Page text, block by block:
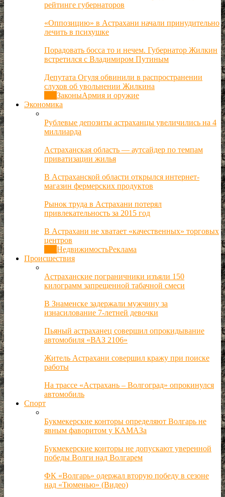
рейтинге губернаторов
«Оппозицию» в Астрахани начали принудительно
лечить в психушке
Порадовать босса то и нечем. Губернатор Жилкин
встретился с Владимиром Путиным
Депутата Огуля обвинили в распространении
слухов об увольнении Жилкина
ЗаконыАрмия и оружие
Экономика
Рублевые депозиты астраханцы увеличились на 4
миллиарда
Астраханская область — аутсайдер по темпам
приватизации жилья
В Астраханской области открылся интернет-
магазин фермерских продуктов
Рынок труда в Астрахани потерял
привлекательность за 2015 год
В Астрахани не хватает «качественных» торговых
центров
НедвижимостьРеклама
Происшествия
Астраханские пограничники изъяли 150
килограмм запрещенной табачной смеси
В Знаменске задержали мужчину за
изнасилование 7-летней девочки
Пьяный астраханец совершил опрокидывание
автомобиля «ВАЗ 2106»
Житель Астрахани совершил кражу при поиске
работы
На трассе «Астрахань – Волгоград» опрокинулся
автомобиль
Спорт
Букмекерские конторы определяют Волгарь не
явным фаворитом у КАМАЗа
Букмекерские конторы не допускают уверенной
победы Волги над Волгарем
ФК «Волгарь» одержал вторую победу в сезоне
над «Тюменью» (Видео)